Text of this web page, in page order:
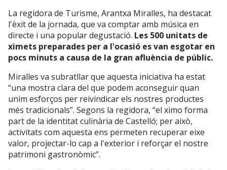
La regidora de Turisme, Arantxa Miralles, ha destacat
l'èxit de la jornada, que va comptar amb música en
directe i una popular degustació. Les 500 unitats de
ximets preparades per a l'ocasió es van esgotar en
pocs minuts a causa de la gran afluència de públic.
Miralles va subratllar que aquesta iniciativa ha estat
“una mostra clara del que podem aconseguir quan
unim esforços per reivindicar els nostres productes
més tradicionals”. Segons la regidora, “el ximo forma
part de la identitat culinària de Castelló; per això,
activitats com aquesta ens permeten recuperar eixe
valor, projectar-lo cap a l'exterior i reforçar el nostre
patrimoni gastronòmic”.